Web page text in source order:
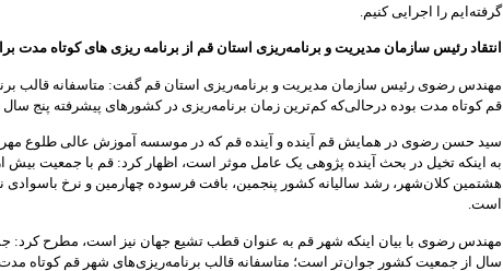
گرفته‌ایم را اجرایی کنیم.
انتقاد رئیس سازمان مدیریت و برنامه‌ریزی استان قم از برنامه ریزی های کوتاه مدت
مهندس رضوی رئیس سازمان مدیریت و برنامه‌ریزی استان قم گفت: متاسفانه قالب
قم کوتاه مدت بوده درحالی‌که کم‌ترین زمان برنامه‌ریزی در کشورهای پیشرفته پنج
سید حسن رضوی در همایش قم آینده و آینده قم که در موسسه آموزش عالی طلوع مهر
به اینکه تخیل در بحث آینده پژوهی یک عامل موثر است، اظهار کرد: قم با جمعیت بیش
هشتمین کلان‌شهر، رشد سالیانه کشور پنجمین، بافت فرسوده چهارمین و نرخ باسوادی
است.
مهندس رضوی با بیان اینکه شهر قم به عنوان قطب تشیع جهان نیز است، مطرح کرد:
سال از جمعیت کشور جوان‌تر است؛ متاسفانه قالب برنامه‌ریزی‌های شهر قم کوتاه